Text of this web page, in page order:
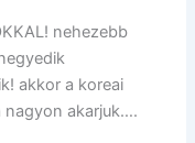
nehezebb
akkor a koreai
nagyon akarjuk….